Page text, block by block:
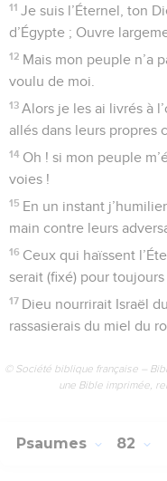
11 Je suis l’Éternel, ton
d’Égypte ; Ouvre
12 Mais mon peuple n’a
voulu de moi.
13 Alors je les ai livrés à
allés dans leurs propres
14 Oh ! si mon peuple
voies !
15 En un instant
main contre leurs
16 Ceux qui haïssent
serait (fixé) pour toujours
17 Dieu nourrirait Israël
rassasierais du miel du
© Société biblique française –
une Bible imprimée,
Psaumes 82